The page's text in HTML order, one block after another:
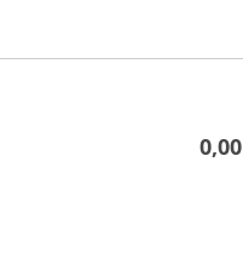
0,00